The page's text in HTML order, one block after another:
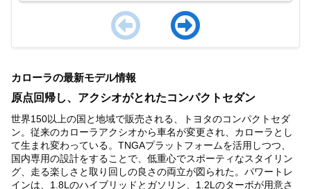
of
2
カローラの最新モデル情報
原点回帰し、アクシオがとれたコンパクトセダン
世界150以上の国と地域で販売される、トヨタのコンパクトセダ
ン。従来のカローラアクシオから車名が変更され、カローラとし
て生まれ変わっている。TNGAプラットフォームを活用しつつ、
国内専用の設計をすることで、低重心でスポーティなスタイリン
グ、走る楽しさと取り回しの良さの両立が図られた。パワートレ
インは、1.8Lのハイブリッドとガソリン、1.2Lのターボが用意さ